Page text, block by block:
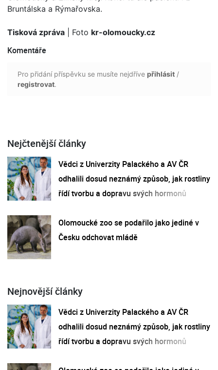
Bruntálska a Rýmařovska.
Tisková zpráva | Foto kr-olomoucky.cz
Komentáře
Pro přidání příspěvku se musíte nejdříve přihlásit /
registrovat.
Nejčtenější články
Vědci z Univerzity Palackého a AV ČR
odhalili dosud neznámý způsob, jak rostliny
řídí tvorbu a dopravu svých hormonů
Olomoucké zoo se podařilo jako jediné v
Česku odchovat mládě
Nejnovější články
Vědci z Univerzity Palackého a AV ČR
odhalili dosud neznámý způsob, jak rostliny
řídí tvorbu a dopravu svých hormonů